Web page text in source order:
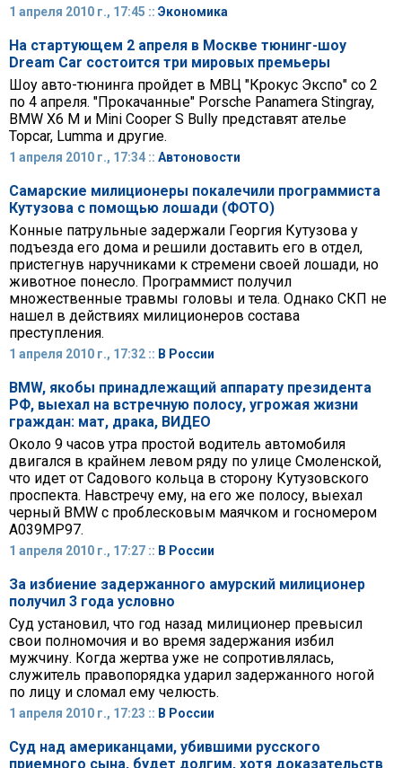
1 апреля 2010 г., 17:45 :: Экономика
На стартующем 2 апреля в Москве тюнинг-шоу
Dream Car состоится три мировых премьеры
Шоу авто-тюнинга пройдет в МВЦ "Крокус Экспо" со 2
по 4 апреля. "Прокачанные" Porsche Panamera Stingray,
BMW X6 M и Mini Cooper S Bully представят ателье
Topcar, Lumma и другие.
1 апреля 2010 г., 17:34 :: Автоновости
Самарские милиционеры покалечили программиста
Кутузова с помощью лошади (ФОТО)
Конные патрульные задержали Георгия Кутузова у
подъезда его дома и решили доставить его в отдел,
пристегнув наручниками к стремени своей лошади, но
животное понесло. Программист получил
множественные травмы головы и тела. Однако СКП не
нашел в действиях милиционеров состава
преступления.
1 апреля 2010 г., 17:32 :: В России
BMW, якобы принадлежащий аппарату президента
РФ, выехал на встречную полосу, угрожая жизни
граждан: мат, драка, ВИДЕО
Около 9 часов утра простой водитель автомобиля
двигался в крайнем левом ряду по улице Смоленской,
что идет от Садового кольца в сторону Кутузовского
проспекта. Навстречу ему, на его же полосу, выехал
черный BMW с проблесковым маячком и госномером
А039МР97.
1 апреля 2010 г., 17:27 :: В России
За избиение задержанного амурский милиционер
получил 3 года условно
Суд установил, что год назад милиционер превысил
свои полномочия и во время задержания избил
мужчину. Когда жертва уже не сопротивлялась,
служитель правопорядка ударил задержанного ногой
по лицу и сломал ему челюсть.
1 апреля 2010 г., 17:23 :: В России
Суд над американцами, убившими русского
приемного сына, будет долгим, хотя доказательств